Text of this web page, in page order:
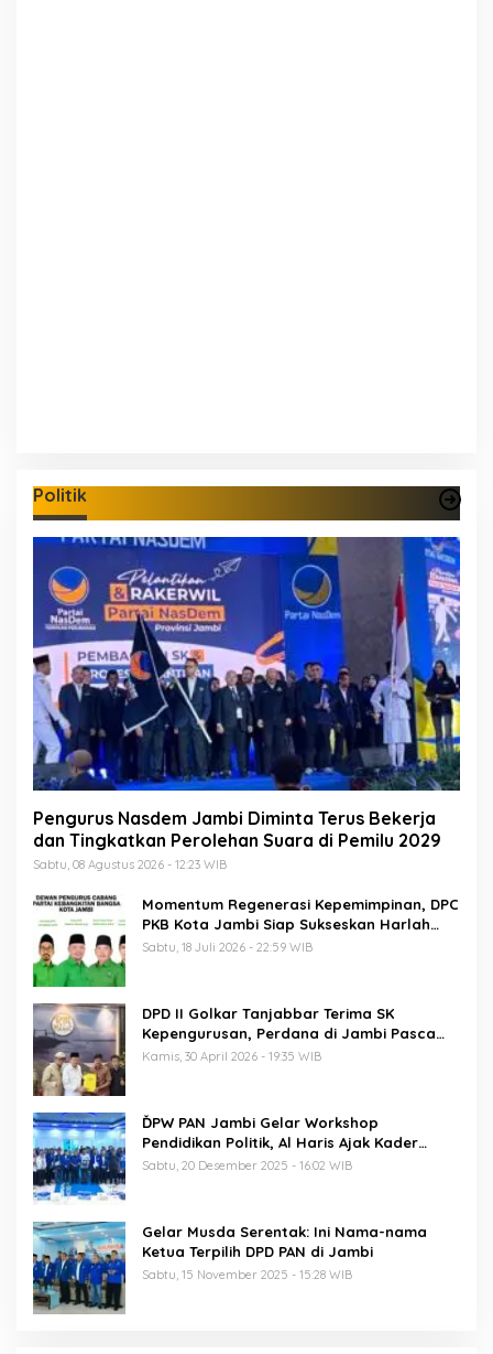
Politik
Pengurus Nasdem Jambi Diminta Terus Bekerja
dan Tingkatkan Perolehan Suara di Pemilu 2029
Sabtu, 08 Agustus 2026 - 12:23 WIB
Momentum Regenerasi Kepemimpinan, DPC
PKB Kota Jambi Siap Sukseskan Harlah
PKB ke-28
Sabtu, 18 Juli 2026 - 22:59 WIB
DPD II Golkar Tanjabbar Terima SK
Kepengurusan, Perdana di Jambi Pasca
Musda
Kamis, 30 April 2026 - 19:35 WIB
ĎPW PAN Jambi Gelar Workshop
Pendidikan Politik, Al Haris Ajak Kader
Perkuat Soliditas Jelang Pemilu 2029
Sabtu, 20 Desember 2025 - 16:02 WIB
Gelar Musda Serentak: Ini Nama-nama
Ketua Terpilih DPD PAN di Jambi
Sabtu, 15 November 2025 - 15:28 WIB